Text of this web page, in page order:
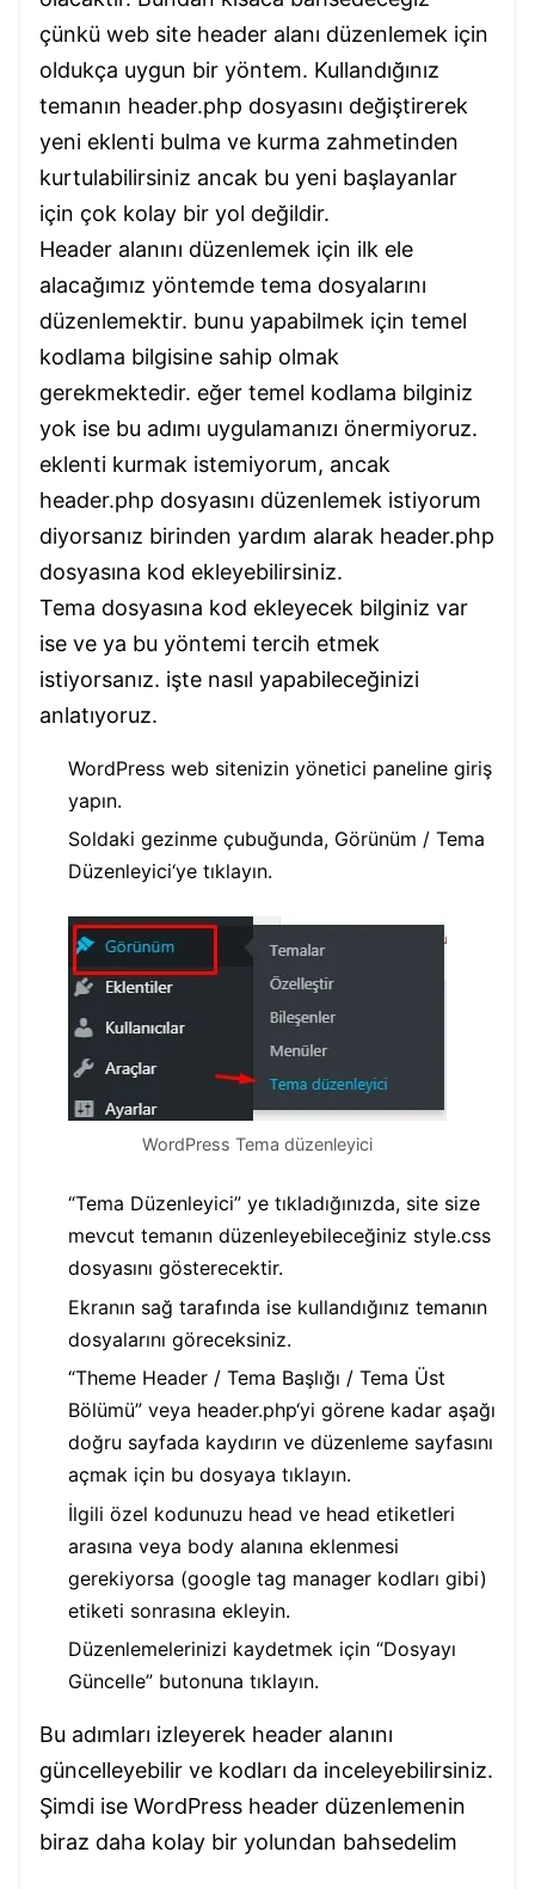
çünkü web site header alanı düzenlemek için
oldukça uygun bir yöntem. Kullandığınız
temanın header.php dosyasını değiştirerek
yeni eklenti bulma ve kurma zahmetinden
kurtulabilirsiniz ancak bu yeni başlayanlar
için çok kolay bir yol değildir.
Header alanını düzenlemek için ilk ele
alacağımız yöntemde tema dosyalarını
düzenlemektir. bunu yapabilmek için temel
kodlama bilgisine sahip olmak
gerekmektedir. eğer temel kodlama bilginiz
yok ise bu adımı uygulamanızı önermiyoruz.
eklenti kurmak istemiyorum, ancak
header.php dosyasını düzenlemek istiyorum
diyorsanız birinden yardım alarak header.php
dosyasına kod ekleyebilirsiniz.
Tema dosyasına kod ekleyecek bilginiz var
ise ve ya bu yöntemi tercih etmek
istiyorsanız. işte nasıl yapabileceğinizi
anlatıyoruz.
WordPress web sitenizin yönetici paneline giriş
yapın.
Soldaki gezinme çubuğunda, Görünüm / Tema
Düzenleyici‘ye tıklayın.
WordPress Tema düzenleyici
“Tema Düzenleyici” ye tıkladığınızda, site size
mevcut temanın düzenleyebileceğiniz style.css
dosyasını gösterecektir.
Ekranın sağ tarafında ise kullandığınız temanın
dosyalarını göreceksiniz.
“Theme Header / Tema Başlığı / Tema Üst
Bölümü” veya header.php‘yi görene kadar aşağı
doğru sayfada kaydırın ve düzenleme sayfasını
açmak için bu dosyaya tıklayın.
İlgili özel kodunuzu head ve head etiketleri
arasına veya body alanına eklenmesi
gerekiyorsa (google tag manager kodları gibi)
etiketi sonrasına ekleyin.
Düzenlemelerinizi kaydetmek için “Dosyayı
Güncelle” butonuna tıklayın.
Bu adımları izleyerek header alanını
güncelleyebilir ve kodları da inceleyebilirsiniz.
Şimdi ise WordPress header düzenlemenin
biraz daha kolay bir yolundan bahsedelim